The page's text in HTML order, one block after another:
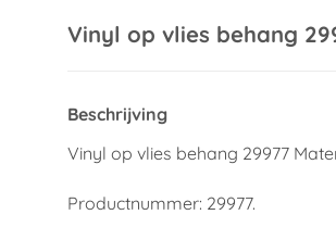
Vinyl op vlies behang
Beschrijving
Vinyl op vlies behang 29977
Productnummer: 29977.